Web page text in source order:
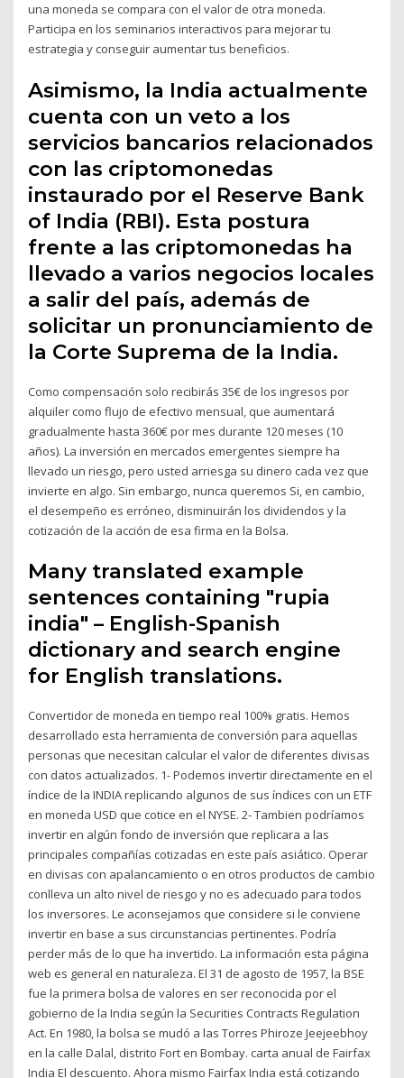
una moneda se compara con el valor de otra moneda.
Participa en los seminarios interactivos para mejorar tu
estrategia y conseguir aumentar tus beneficios.
Asimismo, la India actualmente
cuenta con un veto a los
servicios bancarios relacionados
con las criptomonedas
instaurado por el Reserve Bank
of India (RBI). Esta postura
frente a las criptomonedas ha
llevado a varios negocios locales
a salir del país, además de
solicitar un pronunciamiento de
la Corte Suprema de la India.
Como compensación solo recibirás 35€ de los ingresos por
alquiler como flujo de efectivo mensual, que aumentará
gradualmente hasta 360€ por mes durante 120 meses (10
años). La inversión en mercados emergentes siempre ha
llevado un riesgo, pero usted arriesga su dinero cada vez que
invierte en algo. Sin embargo, nunca queremos Si, en cambio,
el desempeño es erróneo, disminuirán los dividendos y la
cotización de la acción de esa firma en la Bolsa.
Many translated example
sentences containing "rupia
india" – English-Spanish
dictionary and search engine
for English translations.
Convertidor de moneda en tiempo real 100% gratis. Hemos
desarrollado esta herramienta de conversión para aquellas
personas que necesitan calcular el valor de diferentes divisas
con datos actualizados. 1- Podemos invertir directamente en el
índice de la INDIA replicando algunos de sus índices con un ETF
en moneda USD que cotice en el NYSE. 2- Tambien podríamos
invertir en algún fondo de inversión que replicara a las
principales compañías cotizadas en este país asiático. Operar
en divisas con apalancamiento o en otros productos de cambio
conlleva un alto nivel de riesgo y no es adecuado para todos
los inversores. Le aconsejamos que considere si le conviene
invertir en base a sus circunstancias pertinentes. Podría
perder más de lo que ha invertido. La información esta página
web es general en naturaleza. El 31 de agosto de 1957, la BSE
fue la primera bolsa de valores en ser reconocida por el
gobierno de la India según la Securities Contracts Regulation
Act. En 1980, la bolsa se mudó a las Torres Phiroze Jeejeebhoy
en la calle Dalal, distrito Fort en Bombay. carta anual de Fairfax
India El descuento. Ahora mismo Fairfax India está cotizando